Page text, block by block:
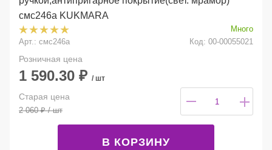
смс246а KUKMARA
Много
Арт.: смс246а
Код: 00-00055021
Розничная цена
1 590.30 ₽ / шт
Старая цена
2 060₽/ шт
В КОРЗИНУ